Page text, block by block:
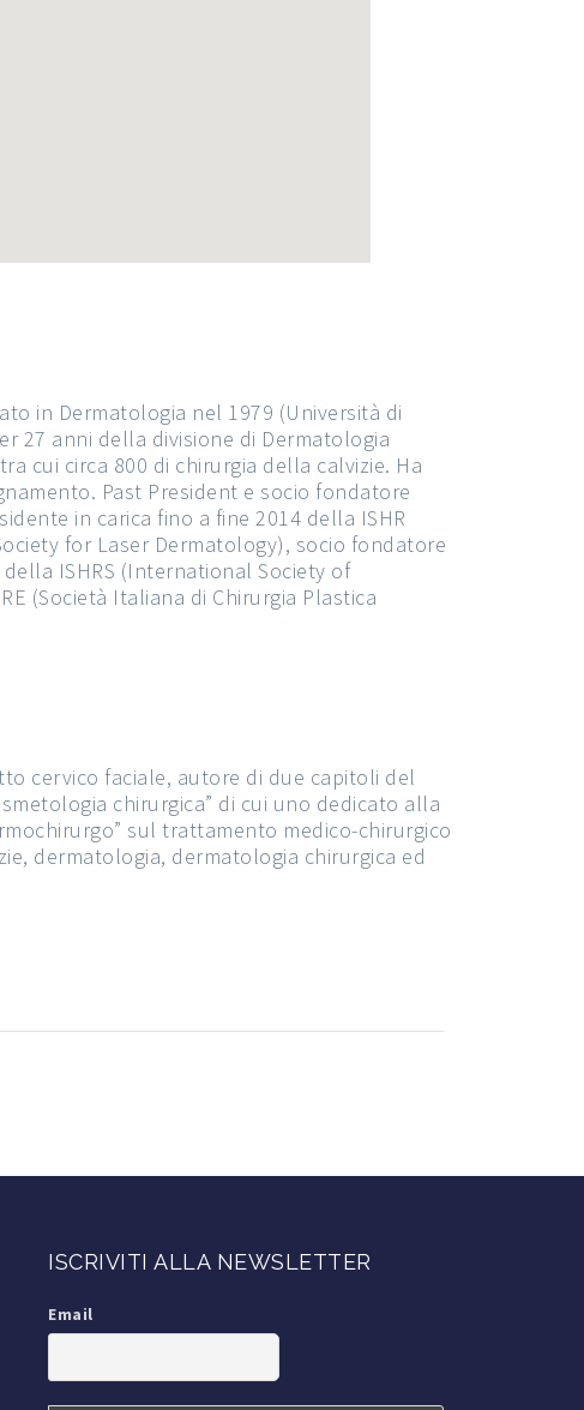
in Dermatologia nel 1979 (Università di
27 anni della divisione di Dermatologia
cui circa 800 di chirurgia della calvizie. Ha
Past President e socio fondatore
in carica fino a fine 2014 della ISHR
for Laser Dermatology), socio fondatore
ISHRS (International Society of
(Società Italiana di Chirurgia Plastica
cervico faciale, autore di due capitoli del
chirurgica” di cui uno dedicato alla
sul trattamento medico-chirurgico
dermatologia, dermatologia chirurgica ed
ISCRIVITI ALLA NEWSLETTER
Email